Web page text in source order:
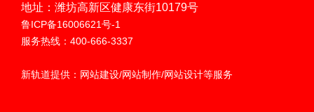
地址：潍坊高新区健康东街10179号
鲁ICP备16006621号-1
服务热线：400-666-3337
新轨道提供：网站建设/网站制作/网站设计等服务